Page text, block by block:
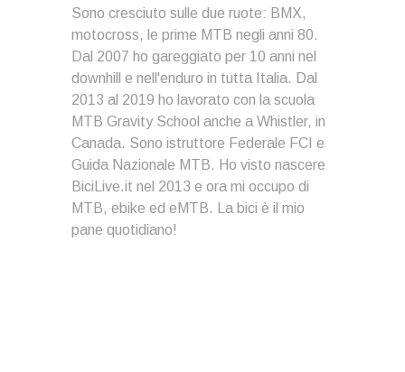
Sono cresciuto sulle due ruote: BMX,
motocross, le prime MTB negli anni 80.
Dal 2007 ho gareggiato per 10 anni nel
downhill e nell'enduro in tutta Italia. Dal
2013 al 2019 ho lavorato con la scuola
MTB Gravity School anche a Whistler, in
Canada. Sono istruttore Federale FCI e
Guida Nazionale MTB. Ho visto nascere
BiciLive.it nel 2013 e ora mi occupo di
MTB, ebike ed eMTB. La bici è il mio
pane quotidiano!